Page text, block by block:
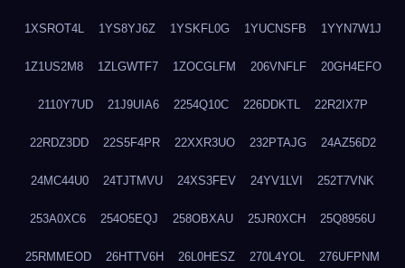
1XSROT4L 1YS8YJ6Z 1YSKFL0G 1YUCNSFB 1YYN7W1J
1Z1US2M8 1ZLGWTF7 1ZOCGLFM 206VNFLF 20GH4EFO
2110Y7UD 21J9UIA6 2254Q10C 226DDKTL 22R2IX7P
22RDZ3DD 22S5F4PR 22XXR3UO 232PTAJG 24AZ56D2
24MC44U0 24TJTMVU 24XS3FEV 24YV1LVI 252T7VNK
253A0XC6 254O5EQJ 258OBXAU 25JR0XCH 25Q8956U
25RMMEOD 26HTTV6H 26L0HESZ 270L4YOL 276UFPNM